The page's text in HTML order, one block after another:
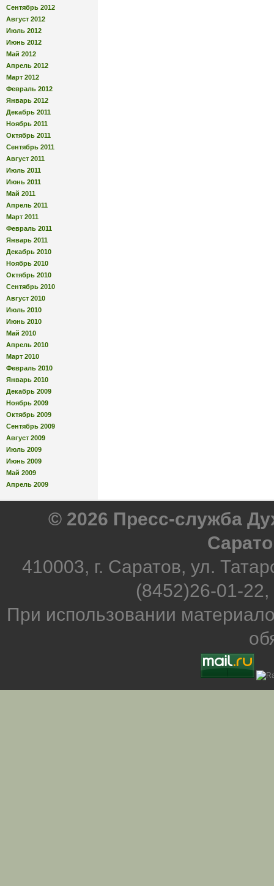
Сентябрь 2012
Август 2012
Июль 2012
Июнь 2012
Май 2012
Апрель 2012
Март 2012
Февраль 2012
Январь 2012
Декабрь 2011
Ноябрь 2011
Октябрь 2011
Сентябрь 2011
Август 2011
Июль 2011
Июнь 2011
Май 2011
Апрель 2011
Март 2011
Февраль 2011
Январь 2011
Декабрь 2010
Ноябрь 2010
Октябрь 2010
Сентябрь 2010
Август 2010
Июль 2010
Июнь 2010
Май 2010
Апрель 2010
Март 2010
Февраль 2010
Январь 2010
Декабрь 2009
Ноябрь 2009
Октябрь 2009
Сентябрь 2009
Август 2009
Июль 2009
Июнь 2009
Май 2009
Апрель 2009
© 2026 Пресс-служба
410003, г. Саратов, ул.
(8452)26-01-
При использовании